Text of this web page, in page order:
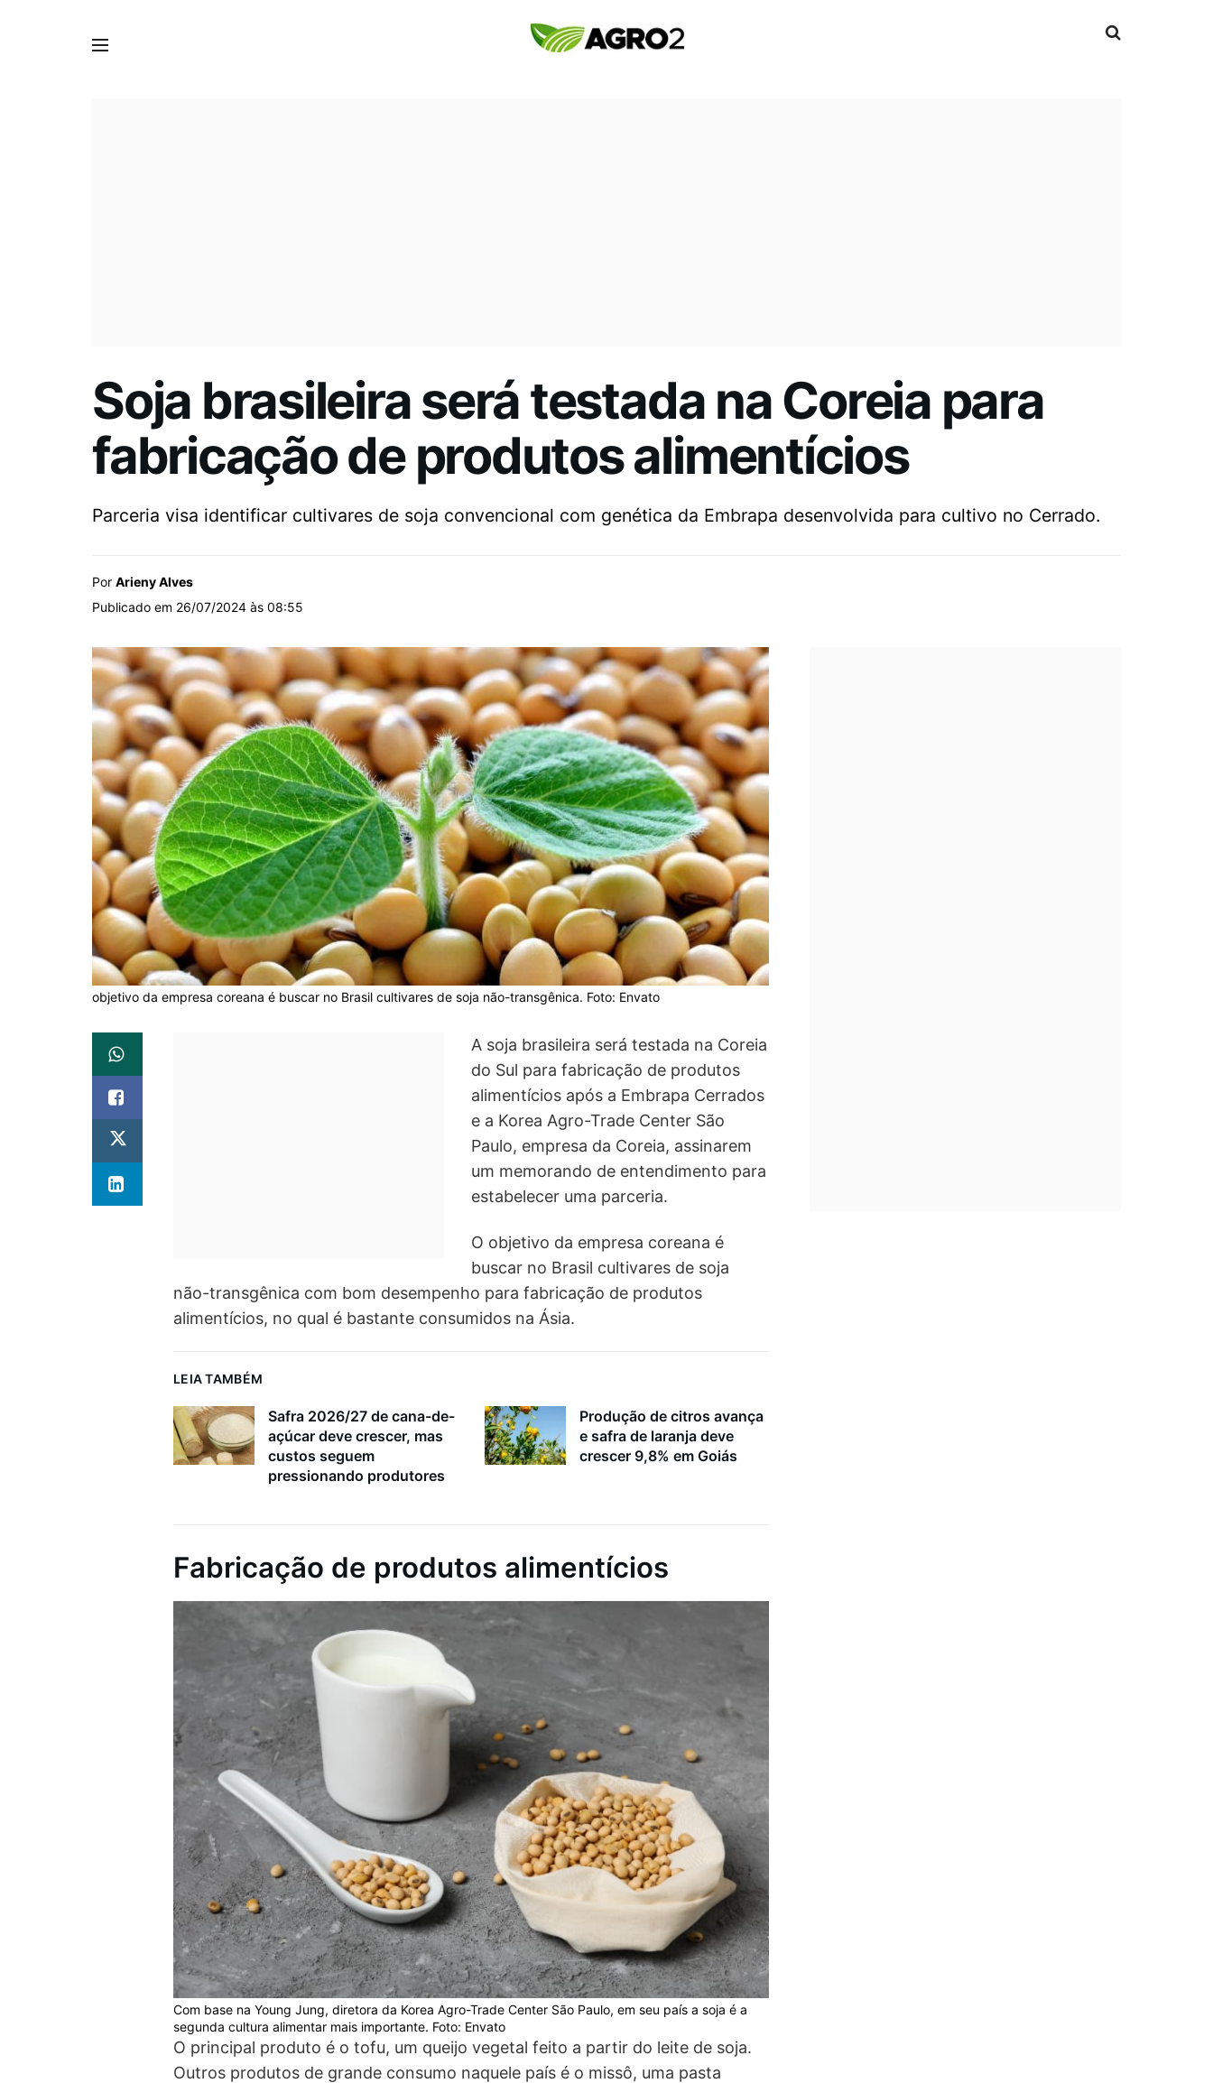
Soja brasileira será testada na Coreia para
fabricação de produtos alimentícios
Parceria visa identificar cultivares de soja convencional com genética da Embrapa desenvolvida para cultivo no Cerrado.
Por Arieny Alves
Publicado em 26/07/2024 às 08:55
objetivo da empresa coreana é buscar no Brasil cultivares de soja não-transgênica. Foto: Envato
A soja brasileira será testada na Coreia
do Sul para fabricação de produtos
alimentícios após a Embrapa Cerrados
e a Korea Agro-Trade Center São
Paulo, empresa da Coreia, assinarem
um memorando de entendimento para
estabelecer uma parceria.
O objetivo da empresa coreana é
buscar no Brasil cultivares de soja
não-transgênica com bom desempenho para fabricação de produtos
alimentícios, no qual é bastante consumidos na Ásia.
LEIA TAMBÉM
Safra 2026/27 de cana-de-
açúcar deve crescer, mas
custos seguem
pressionando produtores
Produção de citros avança
e safra de laranja deve
crescer 9,8% em Goiás
Fabricação de produtos alimentícios
Com base na Young Jung, diretora da Korea Agro-Trade Center São Paulo, em seu país a soja é a
segunda cultura alimentar mais importante. Foto: Envato
O principal produto é o tofu, um queijo vegetal feito a partir do leite de soja.
Outros produtos de grande consumo naquele país é o missô, uma pasta